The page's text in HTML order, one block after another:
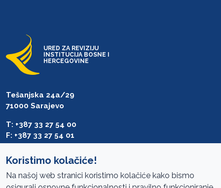
URED ZA REVIZIJU
INSTITUCIJA BOSNE I
HERCEGOVINE
Tešanjska 24a/29
71000 Sarajevo
T: +387 33 27 54 00
F: +387 33 27 54 01
Koristimo kolačiće!
Na našoj web stranici koristimo kolačiće kako bismo